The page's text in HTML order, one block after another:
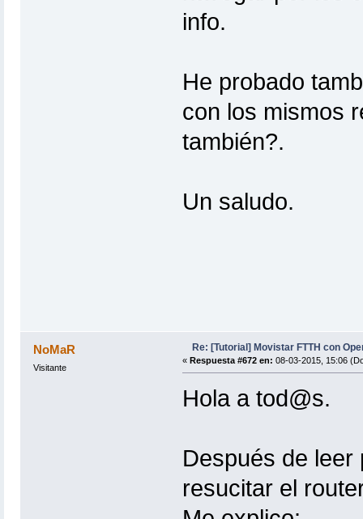
info.
He probado
con los mismos
también?.
Un saludo.
NoMaR
Visitante
Re: [Tutorial] Movistar FTTH con
« Respuesta #672 en: 08-03-2015, 15:06
Hola a tod@s.
Después de
resucitar el